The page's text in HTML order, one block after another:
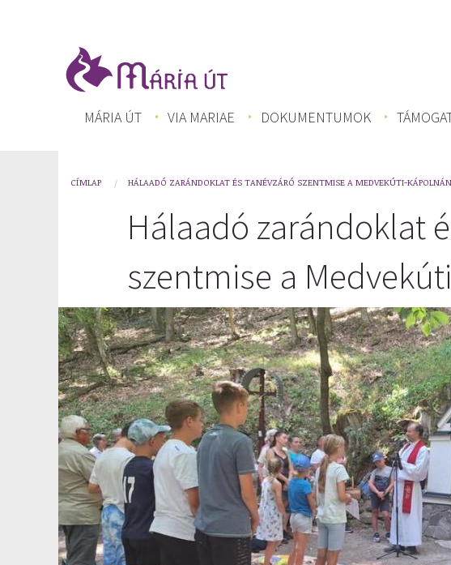
MÁRIA ÚT VIA MARIAE DOKUMENTUMOK
You
CÍMLAP HÁLAADÓ ZARÁNDOKLAT ÉS TANÉVZÁRÓ SZENTMISE A MEDVEKÚTI-
Hálaadó zarándoklat
szentmise a